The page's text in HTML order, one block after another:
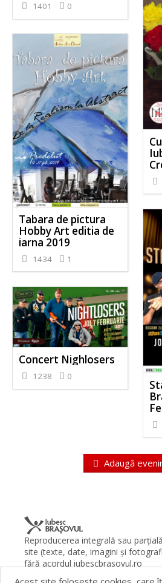
1401 0
Tabara de pictura
Hobby Art editia de
iarna 2019
1434 1
Concert Nighlosers
1238 0
Adaugă
Reproducerea integrală sau
site (texte, date, imagini şi
fără acordul iubescbrasovul.ro